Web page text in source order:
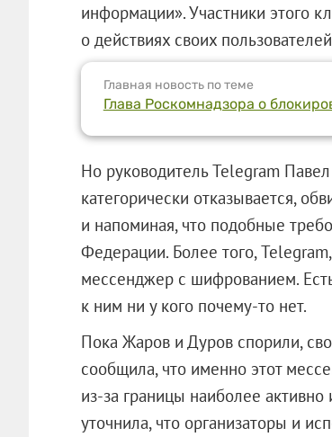
информации». Участники этого
о действиях своих
Главная новость по теме
Глава Роскомнадзора о
Но руководитель Telegram
категорически отказывается,
и напоминая, что подобные
Федерации. Более того,
мессенджер с шифрованием.
к ним ни у кого почему-то нет.
Пока Жаров и Дуров спорили,
сообщила, что именно этот
из-за границы наиболее
уточнила, что организаторы и